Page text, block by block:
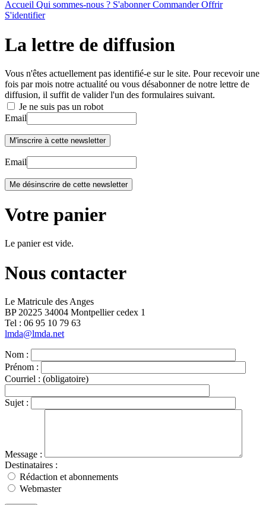
Accueil Qui sommes-nous ? S'abonnerCommanderOffrir
S'identifier
La lettre de diffusion
Vous n'êtes actuellement pas identifié-e sur le site. Pour recevoir une
fois par mois notre actualité ou vous désabonner de notre lettre de
diffusion, il suffit de valider l'un des formulaires suivant.
Je ne suis pas un robot
Email
Email
Votre panier
Le panier est vide.
Nous contacter
Le Matricule des Anges
BP 20225 34004 Montpellier cedex 1
Tel : ‭06 95 10 79 63
lmda@lmda.net
Nom :
Prénom :
Courriel : (obligatoire)
Sujet :
Message :
Destinataires :
Rédaction et abonnements
Webmaster